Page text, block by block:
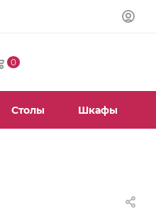
0
Столы Шкафы